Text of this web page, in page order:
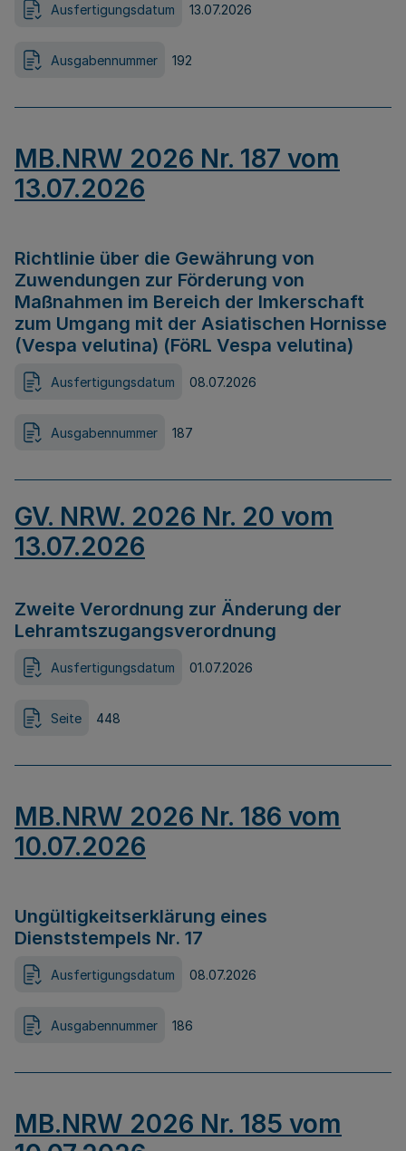
Ausfertigungsdatum 13.07.2026
Ausgabennummer 192
MB.NRW 2026 Nr. 187 vom
13.07.2026
Richtlinie über die Gewährung von
Zuwendungen zur Förderung von
Maßnahmen im Bereich der Imkerschaft
zum Umgang mit der Asiatischen Hornisse
(Vespa velutina) (FöRL Vespa velutina)
Ausfertigungsdatum 08.07.2026
Ausgabennummer 187
GV. NRW. 2026 Nr. 20 vom
13.07.2026
Zweite Verordnung zur Änderung der
Lehramtszugangsverordnung
Ausfertigungsdatum 01.07.2026
Seite 448
MB.NRW 2026 Nr. 186 vom
10.07.2026
Ungültigkeitserklärung eines
Dienststempels Nr. 17
Ausfertigungsdatum 08.07.2026
Ausgabennummer 186
MB.NRW 2026 Nr. 185 vom